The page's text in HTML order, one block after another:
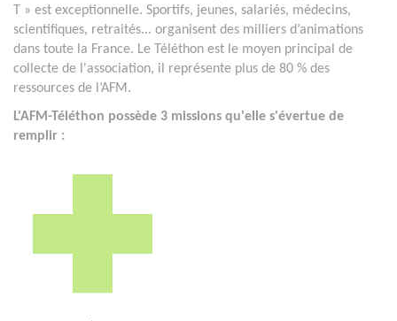
T » est exceptionnelle. Sportifs, jeunes, salariés, médecins,
scientifiques, retraités... organisent des milliers d’animations
dans toute la France. Le Téléthon est le moyen principal de
collecte de l'association, il représente plus de 80 % des
ressources de l’AFM.
L'AFM-Téléthon possède 3 missions qu'elle s'évertue de
remplir :